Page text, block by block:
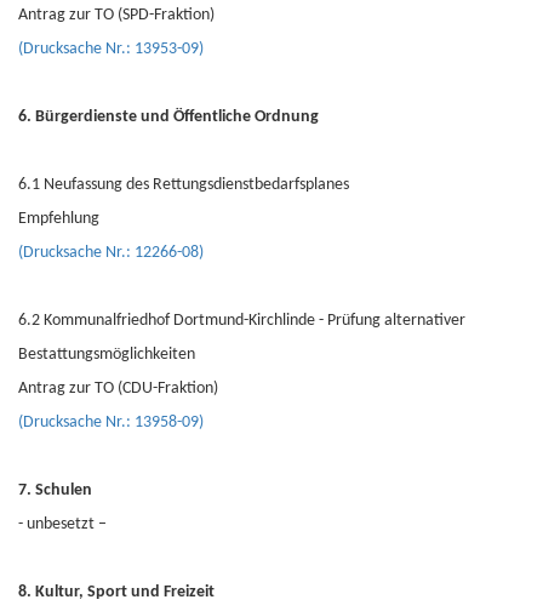
Antrag zur TO (SPD-Fraktion)
(Drucksache Nr.: 13953-09)
6. Bürgerdienste und Öffentliche Ordnung
6.1 Neufassung des Rettungsdienstbedarfsplanes
Empfehlung
(Drucksache Nr.: 12266-08)
6.2 Kommunalfriedhof Dortmund-Kirchlinde - Prüfung alternativer
Bestattungsmöglichkeiten
Antrag zur TO (CDU-Fraktion)
(Drucksache Nr.: 13958-09)
7. Schulen
- unbesetzt –
8. Kultur, Sport und Freizeit